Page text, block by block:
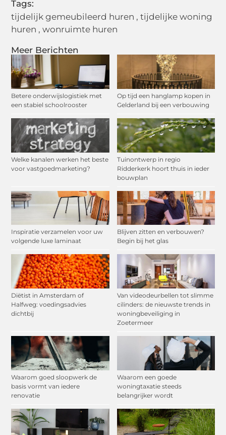
Meer Berichten
Betere onderwijslogistiek met
een stabiel schoolrooster
Op tijd een hanglamp kopen in
Gelderland bij een verbouwing
Welke kanalen werken het beste
voor vastgoedmarketing?
Tuinontwerp in regio
Ridderkerk hoort thuis in ieder
bouwplan
Inspiratie verzamelen voor uw
volgende luxe laminaat
Blijven zitten en verbouwen?
Begin bij het glas
Diëtist in Amsterdam of
Halfweg: voedingsadvies
dichtbij
Van videodeurbellen tot slimme
cilinders: de nieuwste trends in
woningbeveiliging in
Zoetermeer
Waarom goed sloopwerk de
basis vormt van iedere
renovatie
Waarom een goede
woningtaxatie steeds
belangrijker wordt
Tags:
tijdelijk gemeubileerd huren ,tijdelijke woning
huren ,wonruimte huren